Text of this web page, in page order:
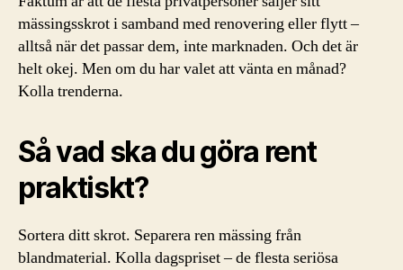
mässingsskrot i samband med renovering eller flytt –
alltså när det passar dem, inte marknaden. Och det är
helt okej. Men om du har valet att vänta en månad?
Kolla trenderna.
Så vad ska du göra rent
praktiskt?
Sortera ditt skrot. Separera ren mässing från
blandmaterial. Kolla dagspriset – de flesta seriösa